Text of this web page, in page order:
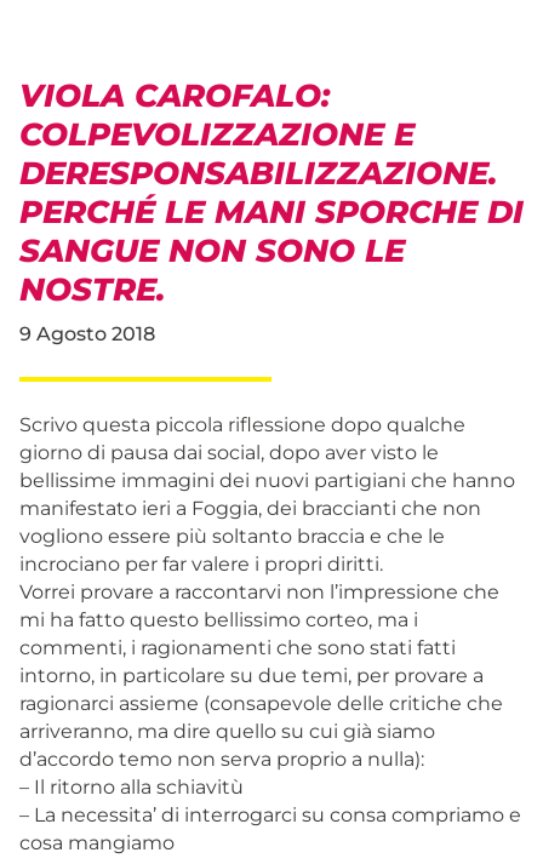
VIOLA CAROFALO:
COLPEVOLIZZAZIONE E
DERESPONSABILIZZAZIONE.
PERCHÉ LE MANI SPORCHE DI
SANGUE NON SONO LE
NOSTRE.
9 Agosto 2018
Scrivo questa piccola riflessione dopo qualche
giorno di pausa dai social, dopo aver visto le
bellissime immagini dei nuovi partigiani che hanno
manifestato ieri a Foggia, dei braccianti che non
vogliono essere più soltanto braccia e che le
incrociano per far valere i propri diritti.
Vorrei provare a raccontarvi non l’impressione che
mi ha fatto questo bellissimo corteo, ma i
commenti, i ragionamenti che sono stati fatti
intorno, in particolare su due temi, per provare a
ragionarci assieme (consapevole delle critiche che
arriveranno, ma dire quello su cui già siamo
d’accordo temo non serva proprio a nulla):
– Il ritorno alla schiavitù
– La necessita’ di interrogarci su consa compriamo e
cosa mangiamo